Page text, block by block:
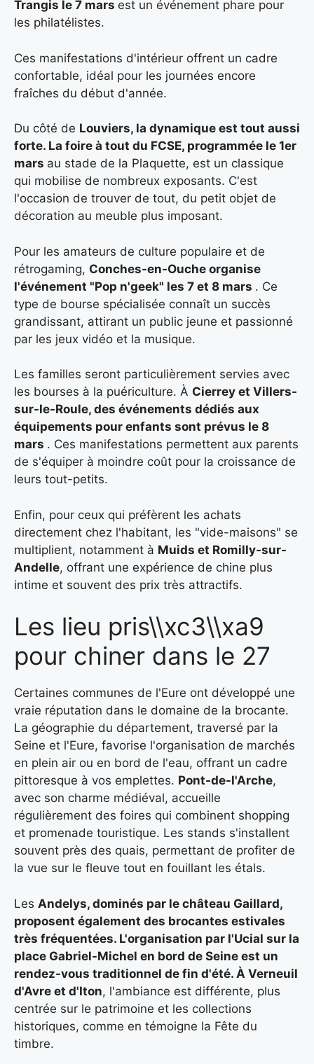
Trangis le 7 mars est un événement phare pour
les philatélistes.
Ces manifestations d'intérieur offrent un cadre
confortable, idéal pour les journées encore
fraîches du début d'année.
Du côté de Louviers, la dynamique est tout aussi
forte. La foire à tout du FCSE, programmée le 1er
mars au stade de la Plaquette, est un classique
qui mobilise de nombreux exposants. C'est
l'occasion de trouver de tout, du petit objet de
décoration au meuble plus imposant.
Pour les amateurs de culture populaire et de
rétrogaming, Conches-en-Ouche organise
l'événement "Pop n'geek" les 7 et 8 mars . Ce
type de bourse spécialisée connaît un succès
grandissant, attirant un public jeune et passionné
par les jeux vidéo et la musique.
Les familles seront particulièrement servies avec
les bourses à la puériculture. À Cierrey et Villers-
sur-le-Roule, des événements dédiés aux
équipements pour enfants sont prévus le 8
mars . Ces manifestations permettent aux parents
de s'équiper à moindre coût pour la croissance de
leurs tout-petits.
Enfin, pour ceux qui préfèrent les achats
directement chez l'habitant, les "vide-maisons" se
multiplient, notamment à Muids et Romilly-sur-
Andelle, offrant une expérience de chine plus
intime et souvent des prix très attractifs.
Les lieu pris\\xc3\\xa9
pour chiner dans le 27
Certaines communes de l'Eure ont développé une
vraie réputation dans le domaine de la brocante.
La géographie du département, traversé par la
Seine et l'Eure, favorise l'organisation de marchés
en plein air ou en bord de l'eau, offrant un cadre
pittoresque à vos emplettes. Pont-de-l'Arche,
avec son charme médiéval, accueille
régulièrement des foires qui combinent shopping
et promenade touristique. Les stands s'installent
souvent près des quais, permettant de profiter de
la vue sur le fleuve tout en fouillant les étals.
Les Andelys, dominés par le château Gaillard,
proposent également des brocantes estivales
très fréquentées. L'organisation par l'Ucial sur la
place Gabriel-Michel en bord de Seine est un
rendez-vous traditionnel de fin d'été. À Verneuil
d'Avre et d'Iton, l'ambiance est différente, plus
centrée sur le patrimoine et les collections
historiques, comme en témoigne la Fête du
timbre.